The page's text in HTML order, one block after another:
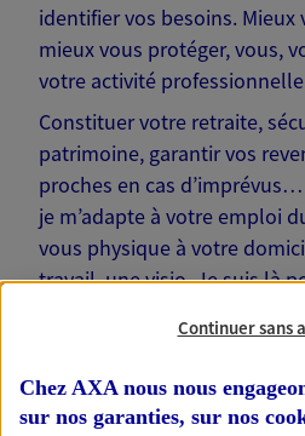
identifier vos besoins. Mieux
mieux vous protéger, vous,
votre activité
Constituer votre retraite,
patrimoine, garantir vos
proches en cas
je m’adapte à votre emploi
vous physique à votre
travail, une visio. Je suis là
Continuer sans
Chez AXA nous nous
sur nos garanties, sur nos